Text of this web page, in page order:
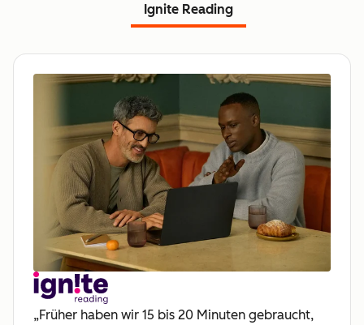
Ignite Reading
„Früher haben wir 15 bis 20 Minuten gebraucht,